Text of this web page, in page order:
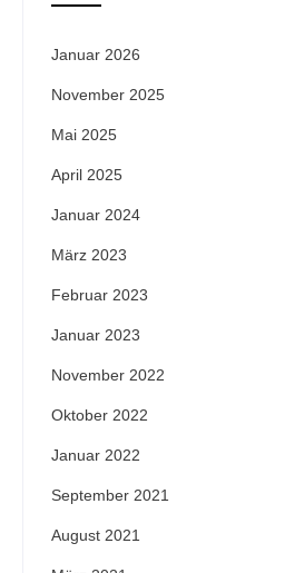
Januar 2026
November 2025
Mai 2025
April 2025
Januar 2024
März 2023
Februar 2023
Januar 2023
November 2022
Oktober 2022
Januar 2022
September 2021
August 2021